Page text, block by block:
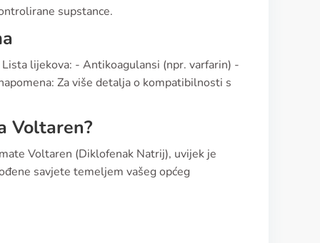
supstance.
lijekova: - Antikoagulansi (npr. varfarin) -
Za više detalja o kompatibilnosti s
Voltaren?
Voltaren (Diklofenak Natrij), uvijek je
savjete temeljem vašeg općeg